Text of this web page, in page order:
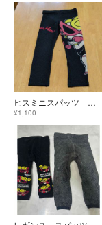
ヒスミニスパッツ ブラック 110cm
¥1,100